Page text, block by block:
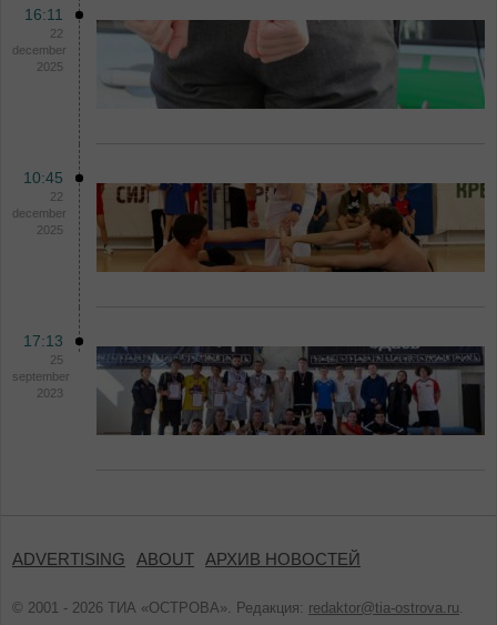
16:11
22
december
2025
10:45
22
december
2025
17:13
25
september
2023
ADVERTISING ABOUT АРХИВ НОВОСТЕЙ
© 2001 - 2026 ТИА «ОСТРОВА». Редакция: redaktor@tia-ostrova.ru.